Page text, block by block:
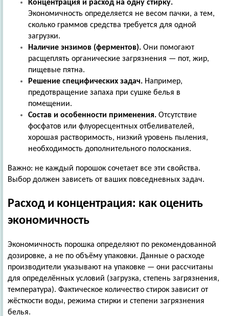
Концентрация и расход на одну стирку.
Экономичность определяется не весом пачки, а тем,
сколько граммов средства требуется для одной
загрузки.
Наличие энзимов (ферментов). Они помогают
расщеплять органические загрязнения — пот, жир,
пищевые пятна.
Решение специфических задач. Например,
предотвращение запаха при сушке белья в
помещении.
Состав и особенности применения. Отсутствие
фосфатов или флуоресцентных отбеливателей,
хорошая растворимость, низкий уровень пыления,
необходимость дополнительного полоскания.
Важно: не каждый порошок сочетает все эти свойства.
Выбор должен зависеть от ваших повседневных задач.
Расход и концентрация: как оценить
экономичность
Экономичность порошка определяют по рекомендованной
дозировке, а не по объёму упаковки. Данные о расходе
производители указывают на упаковке — они рассчитаны
для определённых условий (загрузка, степень загрязнения,
температура). Фактическое количество стирок зависит от
жёсткости воды, режима стирки и степени загрязнения
белья.